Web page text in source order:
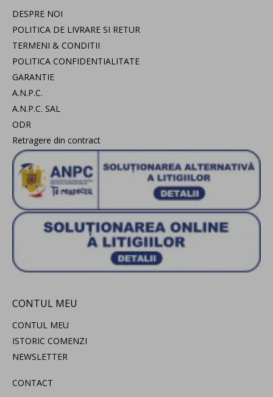
DESPRE NOI
POLITICA DE LIVRARE SI RETUR
TERMENI & CONDITII
POLITICA CONFIDENTIALITATE
GARANTIE
A.N.P.C.
A.N.P.C. SAL
ODR
Retragere din contract
CONTUL MEU
CONTUL MEU
ISTORIC COMENZI
NEWSLETTER
CONTACT